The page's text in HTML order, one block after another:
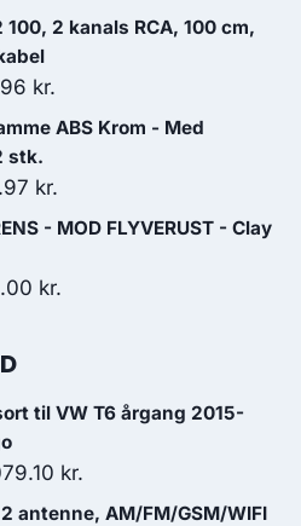
kr..431.10 kr..
kr..
aktuelle
275.00 kr..
2 kanals RCA, 100 cm,
kr..
kr.
aktuelle
159.96 kr..
ABS Krom - Med
stk.
kr.
aktuelle
- MOD FLYVERUST - Clay
kr..
kr.
288.00 kr..
til VW T6 årgang 2015-
kr.
aktuelle
antenne, AM/FM/GSM/WIFI